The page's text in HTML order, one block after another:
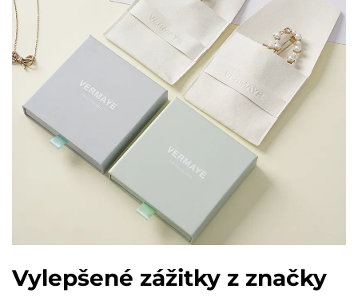
Vylepšené zážitky z značky